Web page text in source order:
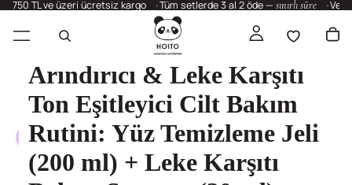
750 TL ve üzeri ücretsiz kargo Tüm setlerde 3 al 2 öde —sınırlı süre
Arındırıcı & Leke Karşıtı
Ton Eşitleyici Cilt Bakım
Rutini: Yüz Temizleme Jeli
(200 ml) + Leke Karşıtı